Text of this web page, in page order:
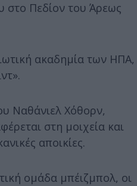
στο Πεδίον του Άρεως
ακαδημία των ΗΠΑ,
Ναθάνιελ Χόθορν,
στη μοιχεία και
αποικίες.
ομάδα μπέιζμπολ, οι